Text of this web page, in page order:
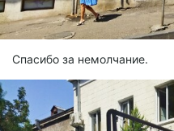
Спасибо за немолчание.